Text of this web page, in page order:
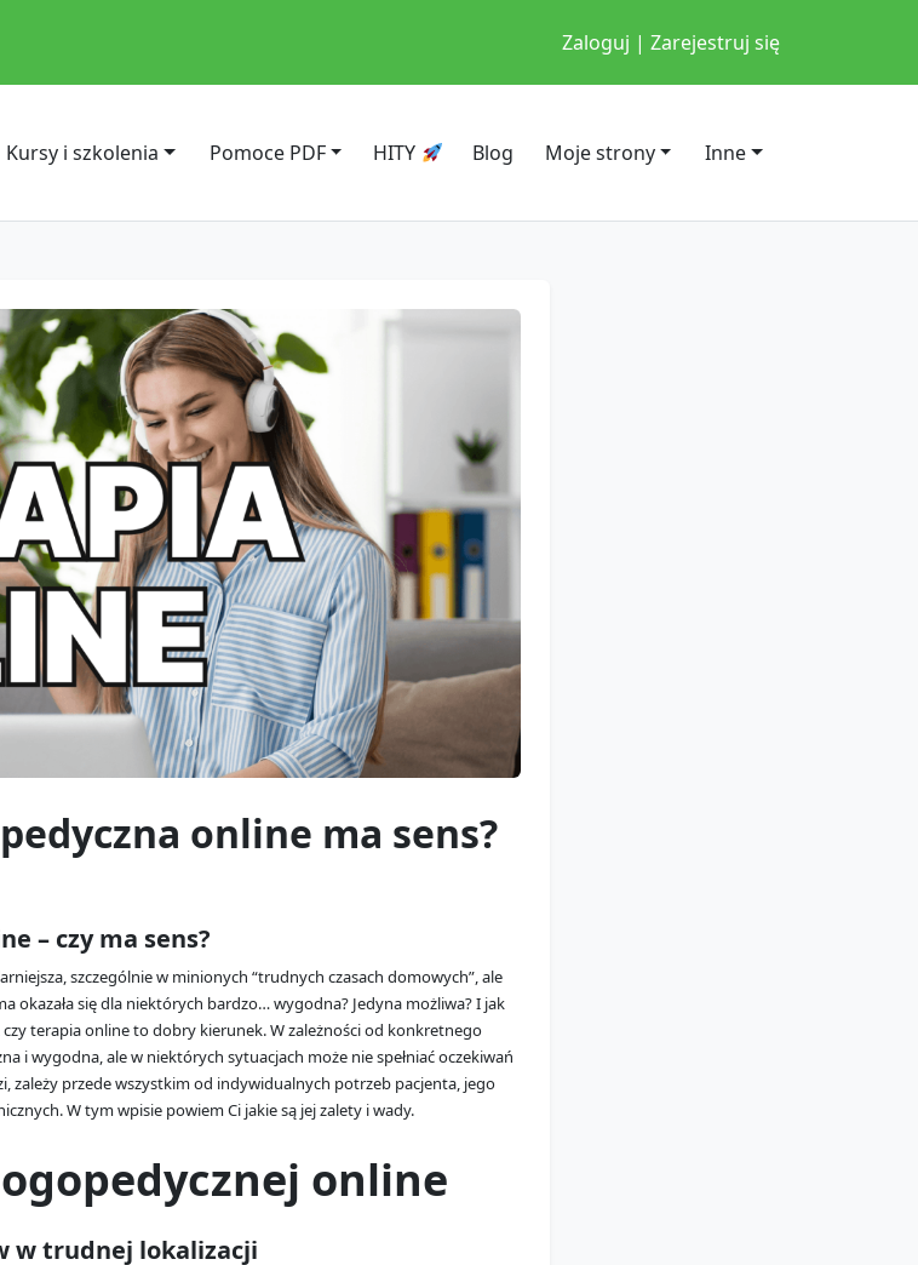
Zaloguj | Zarejestruj się
Kursy i szkolenia Pomoce PDF HITY Blog Moje strony Inne
online ma sens?
– czy ma sens?
szczególnie w minionych “trudnych czasach domowych”, ale
okazała się dla niektórych bardzo… wygodna? Jedyna możliwa? I jak
terapia online to dobry kierunek. W zależności od konkretnego
i wygodna, ale w niektórych sytuacjach może nie spełniać oczekiwań
zależy przede wszystkim od indywidualnych potrzeb pacjenta, jego
W tym wpisie powiem Ci jakie są jej zalety i wady.
online
w trudnej lokalizacji